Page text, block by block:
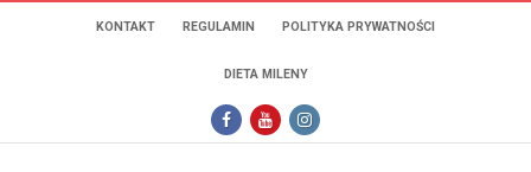
KONTAKT REGULAMIN POLITYKA PRYWATNOŚCI
DIETA MILENY